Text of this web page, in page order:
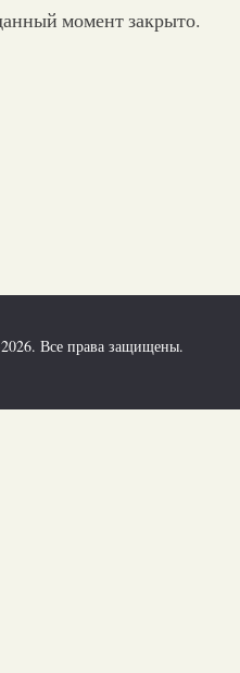
момент закрыто.
Все права защищены.